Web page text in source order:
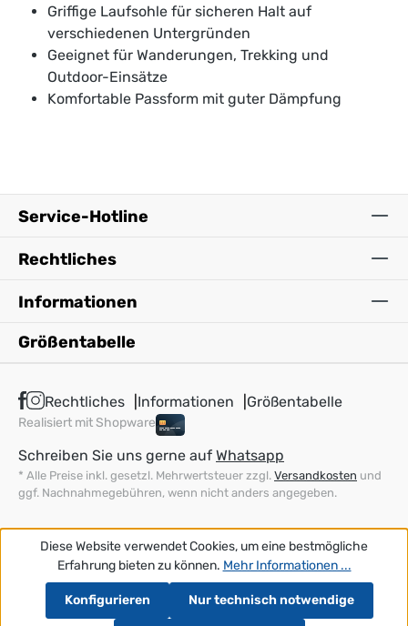
Griffige Laufsohle für sicheren Halt auf
verschiedenen Untergründen
Geeignet für Wanderungen, Trekking und
Outdoor-Einsätze
Komfortable Passform mit guter Dämpfung
Service-Hotline
Rechtliches
Informationen
Größentabelle
Rechtliches Informationen Größentabelle
Realisiert mit Shopware
Schreiben Sie uns gerne auf Whatsapp
* Alle Preise inkl. gesetzl. Mehrwertsteuer zzgl. Versandkosten und
ggf. Nachnahmegebühren, wenn nicht anders angegeben.
Diese Website verwendet Cookies, um eine bestmögliche
Erfahrung bieten zu können. Mehr Informationen ...
Nur technisch notwendige
Konfigurieren